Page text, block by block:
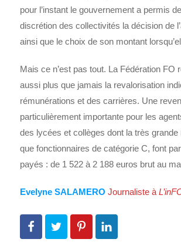
pour l’instant le gouvernement a permis
discrétion des collectivités la décision de
ainsi que le choix de son montant
Mais ce n’est pas tout. La Fédération FO
aussi plus que jamais la revalorisation
rémunérations et des carrières. Une
particulièrement importante pour les
des lycées et collèges dont la très grande
que fonctionnaires de catégorie C, font
payés : de 1 522 à 2 188 euros brut au
Evelyne SALAMERO Journaliste à